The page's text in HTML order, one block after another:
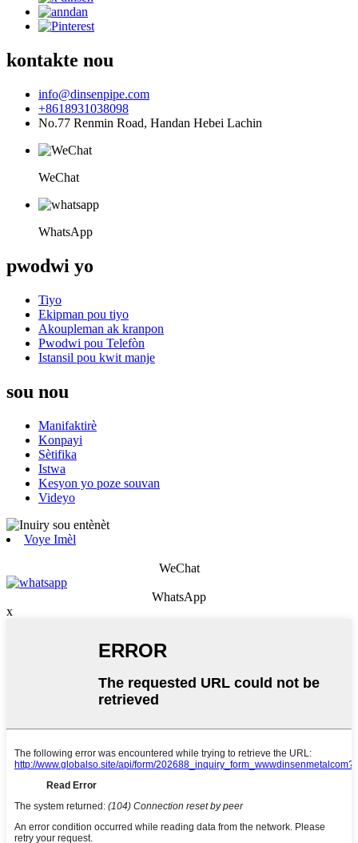
kontakte nou
info@dinsenpipe.com
+8618931038098
No.77 Renmin Road, Handan Hebei Lachin
WeChat
WhatsApp
pwodwi yo
Tiyo
Ekipman pou tiyo
Akoupleman ak kranpon
Pwodwi pou Telefòn
Istansil pou kwit manje
sou nou
Manifaktirè
Konpayi
Sètifika
Istwa
Kesyon yo poze souvan
Videyo
Voye Imèl
WeChat
WhatsApp
x